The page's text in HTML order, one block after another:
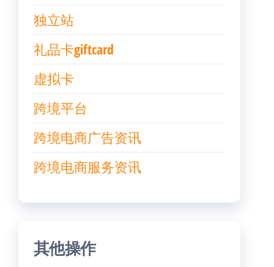
独立站
礼品卡giftcard
虚拟卡
跨境平台
跨境电商广告资讯
跨境电商服务资讯
其他操作